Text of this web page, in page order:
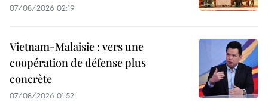
07/08/2026 02:19
Vietnam-Malaisie : vers une
coopération de défense plus
concrète
07/08/2026 01:52